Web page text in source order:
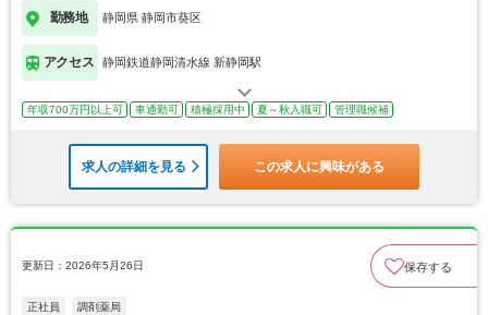
勤務地 静岡県 静岡市葵区
アクセス 静岡鉄道静岡清水線 新静岡駅
年収700万円以上可 車通勤可 積極採用中 夏～秋入職可 管理職候補
求人の詳細を見る この求人に興味がある
更新日：2026年5月26日 保存する
正社員 調剤薬局